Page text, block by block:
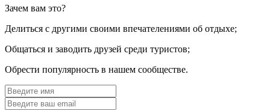
Зачем вам это?
Делиться с другими своими впечателениями об отдыхе;
Общаться и заводить друзей среди туристов;
Обрести популярность в нашем сообществе.